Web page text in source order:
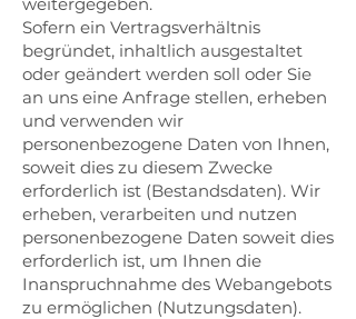
Sofern ein Vertragsverhältnis
begründet, inhaltlich ausgestaltet
oder geändert werden soll oder Sie
an uns eine Anfrage stellen, erheben
und verwenden wir
personenbezogene Daten von Ihnen,
soweit dies zu diesem Zwecke
erforderlich ist (Bestandsdaten). Wir
erheben, verarbeiten und nutzen
personenbezogene Daten soweit dies
erforderlich ist, um Ihnen die
Inanspruchnahme des Webangebots
zu ermöglichen (Nutzungsdaten).